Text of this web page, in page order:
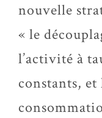
nouvelle
« le
l’activité à
constants,